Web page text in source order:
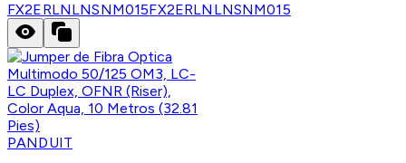
FX2ERLNLNSNM015FX2ERLNLNSNM015
PANDUIT